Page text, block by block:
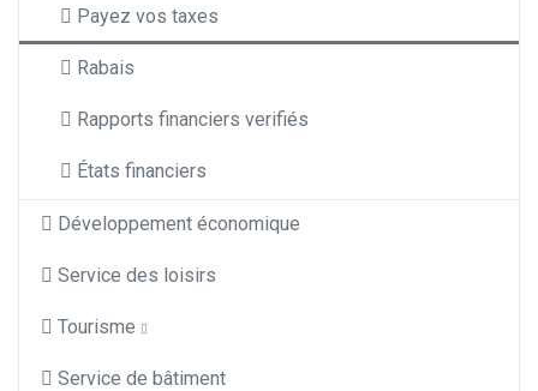
Payez vos taxes
Rabais
Rapports financiers verifiés
États financiers
Développement économique
Service des loisirs
Tourisme
Service de bâtiment